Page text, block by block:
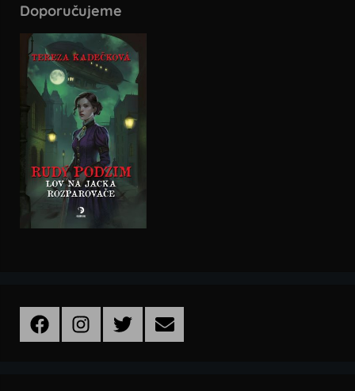
Doporučujeme
FacebookInstagramTwitter Email